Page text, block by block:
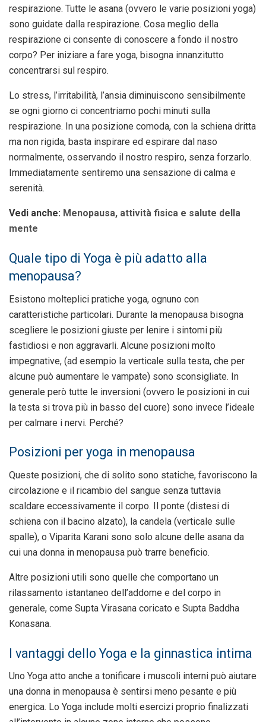
respirazione. Tutte le asana (ovvero le varie posizioni yoga)
sono guidate dalla respirazione. Cosa meglio della
respirazione ci consente di conoscere a fondo il nostro
corpo? Per iniziare a fare yoga, bisogna innanzitutto
concentrarsi sul respiro.
Lo stress, l’irritabilità, l’ansia diminuiscono sensibilmente
se ogni giorno ci concentriamo pochi minuti sulla
respirazione. In una posizione comoda, con la schiena dritta
ma non rigida, basta inspirare ed espirare dal naso
normalmente, osservando il nostro respiro, senza forzarlo.
Immediatamente sentiremo una sensazione di calma e
serenità.
Vedi anche: Menopausa, attività fisica e salute della
mente
Quale tipo di Yoga è più adatto alla
menopausa?
Esistono molteplici pratiche yoga, ognuno con
caratteristiche particolari. Durante la menopausa bisogna
scegliere le posizioni giuste per lenire i sintomi più
fastidiosi e non aggravarli. Alcune posizioni molto
impegnative, (ad esempio la verticale sulla testa, che per
alcune può aumentare le vampate) sono sconsigliate. In
generale però tutte le inversioni (ovvero le posizioni in cui
la testa si trova più in basso del cuore) sono invece l’ideale
per calmare i nervi. Perché?
Posizioni per yoga in menopausa
Queste posizioni, che di solito sono statiche, favoriscono la
circolazione e il ricambio del sangue senza tuttavia
scaldare eccessivamente il corpo. Il ponte (distesi di
schiena con il bacino alzato), la candela (verticale sulle
spalle), o Viparita Karani sono solo alcune delle asana da
cui una donna in menopausa può trarre beneficio.
Altre posizioni utili sono quelle che comportano un
rilassamento istantaneo dell’addome e del corpo in
generale, come Supta Virasana coricato e Supta Baddha
Konasana.
I vantaggi dello Yoga e la ginnastica intima
Uno Yoga atto anche a tonificare i muscoli interni può aiutare
una donna in menopausa è sentirsi meno pesante e più
energica. Lo Yoga include molti esercizi proprio finalizzati